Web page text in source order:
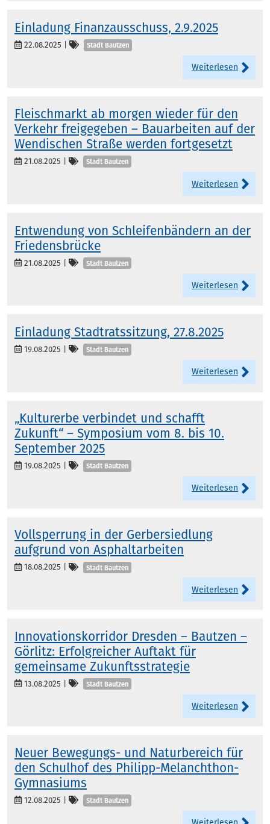
Einladung Finanzausschuss, 2.9.2025
22.08.2025 Kategorien
Stadt Bautzen
Weiterlesen
Fleischmarkt ab morgen wieder für den
Verkehr freigegeben – Bauarbeiten auf der
Wendischen Straße werden fortgesetzt
21.08.2025 Kategorien
Stadt Bautzen
Weiterlesen
Entwendung von Schleifenbändern an der
Friedensbrücke
21.08.2025 Kategorien
Stadt Bautzen
Weiterlesen
Einladung Stadtratssitzung, 27.8.2025
19.08.2025 Kategorien
Stadt Bautzen
Weiterlesen
„Kulturerbe verbindet und schafft
Zukunft“ – Symposium vom 8. bis 10.
September 2025
19.08.2025 Kategorien
Stadt Bautzen
Weiterlesen
Vollsperrung in der Gerbersiedlung
aufgrund von Asphaltarbeiten
18.08.2025 Kategorien
Stadt Bautzen
Weiterlesen
Innovationskorridor Dresden – Bautzen –
Görlitz: Erfolgreicher Auftakt für
gemeinsame Zukunftsstrategie
13.08.2025 Kategorien
Stadt Bautzen
Weiterlesen
Neuer Bewegungs- und Naturbereich für
den Schulhof des Philipp-Melanchthon-
Gymnasiums
12.08.2025 Kategorien
Stadt Bautzen